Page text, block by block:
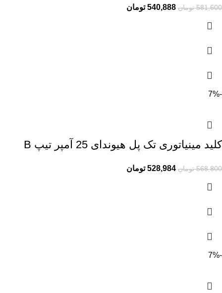
581,600 تومان 540,888 تومان
-7%
کلید مینیاتوری تک پل هیوندای 25 آمپر تیپ B
568,800 تومان 528,984 تومان
-7%